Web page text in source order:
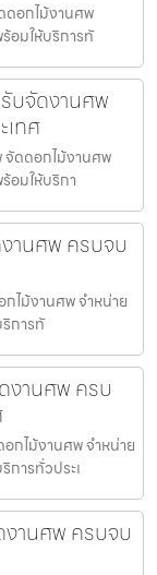
ดอกไม้งานศพ
อมให้บริการทั
บจัดงานศพ
เทศ
จัดดอกไม้งานศพ
อมให้บริกา
านศพ ครบจบ
ไม้งานศพ จำหน่าย
การทั
งานศพ ครบ
กไม้งานศพ จำหน่าย
การทั่วประเ
านศพ ครบจบ